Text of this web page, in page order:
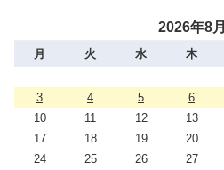
2026年8月
月 火 水 木
3
4 5 6
10
11 12 13
17
18 19 20
24
25 26 27